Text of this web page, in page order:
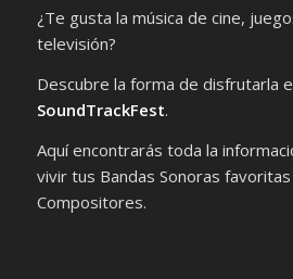
¿Te gusta la música de cine,
televisión?
Descubre la forma de disfrutarla
SoundTrackFest.
Aquí encontrarás toda la
vivir tus Bandas Sonoras
Compositores.